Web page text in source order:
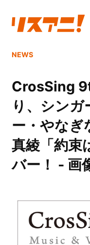
NEWS
CrosSing
り、シンガ
ー・やなぎ
真綾「約束
バー！ - 画